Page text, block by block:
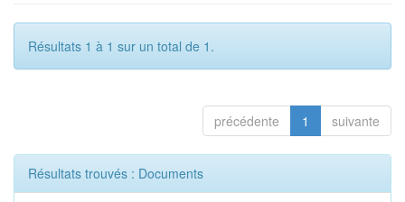
Résultats 1 à 1 sur un total de 1.
précédente 1 suivante
Résultats trouvés : Documents